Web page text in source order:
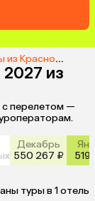
из
с перелетом —
Декабрь
550 267 ₽
519
туры в 1 отель